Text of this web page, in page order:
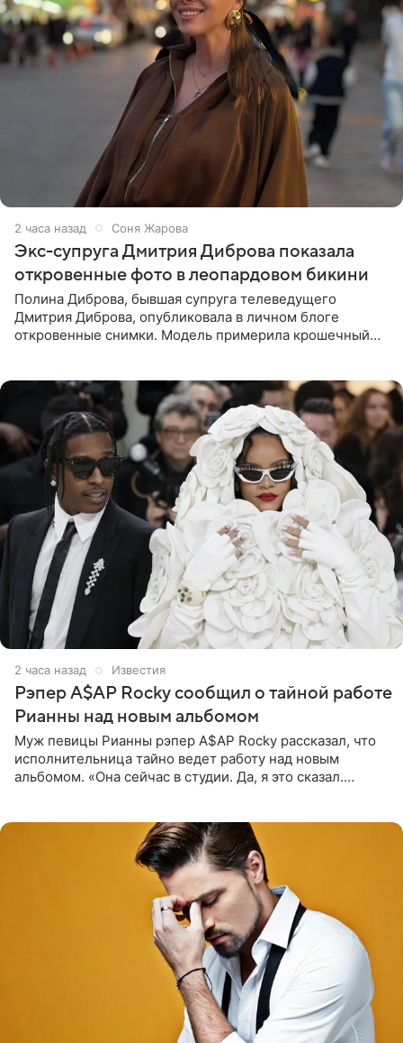
2 часа назад Соня Жарова
Экс-супруга Дмитрия Диброва показала
откровенные фото в леопардовом бикини
Полина Диброва, бывшая супруга телеведущего
Дмитрия Диброва, опубликовала в личном блоге
откровенные снимки. Модель примерила крошечный
2 часа назад Известия
Рэпер A$AP Rocky сообщил о тайной работе
Рианны над новым альбомом
Муж певицы Рианны рэпер A$AP Rocky рассказал, что
исполнительница тайно ведет работу над новым
альбомом. «Она сейчас в студии. Да, я это сказал.